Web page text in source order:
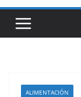
ALIMENTACIÓN